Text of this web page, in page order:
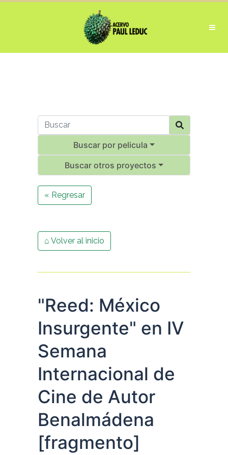
Buscar por pelicula
Buscar otros proyectos
« Regresar
⌂ Volver al inicio
"Reed: México
Insurgente" en IV
Semana
Internacional de
Cine de Autor
Benalmádena
[fragmento]